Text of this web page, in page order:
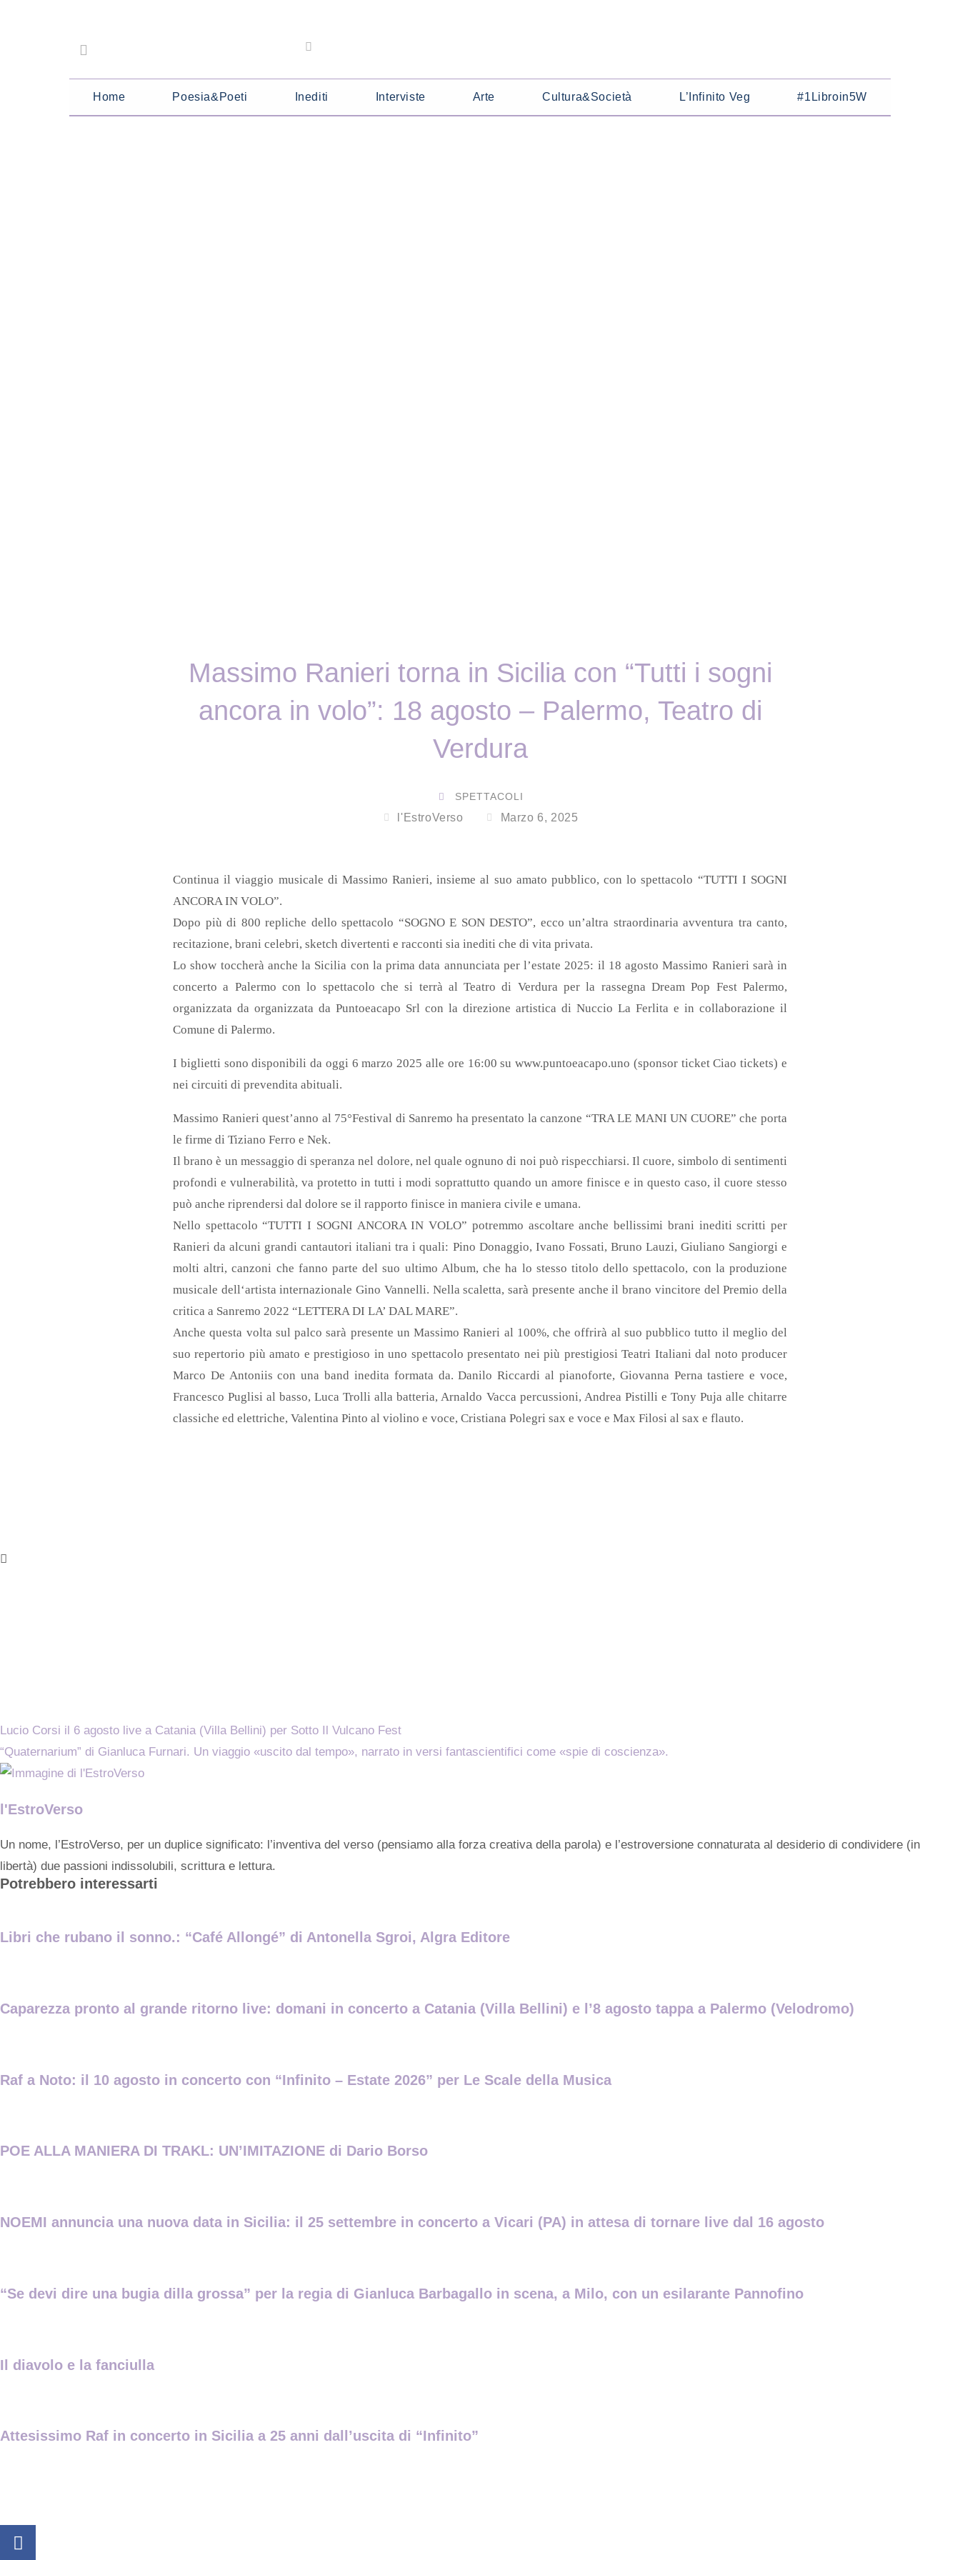
Home Poesia&Poeti Inediti Interviste Arte Cultura&Società L’Infinito Veg #1Libroin5W
Massimo Ranieri torna in Sicilia con “Tutti i sogni
ancora in volo”: 18 agosto – Palermo, Teatro di
Verdura
SPETTACOLI
l'EstroVerso Marzo 6, 2025
Continua il viaggio musicale di Massimo Ranieri, insieme al suo amato pubblico, con lo spettacolo “TUTTI I SOGNI
ANCORA IN VOLO”.
Dopo più di 800 repliche dello spettacolo “SOGNO E SON DESTO”, ecco un’altra straordinaria avventura tra canto,
recitazione, brani celebri, sketch divertenti e racconti sia inediti che di vita privata.
Lo show toccherà anche la Sicilia con la prima data annunciata per l’estate 2025: il 18 agosto Massimo Ranieri sarà in
concerto a Palermo con lo spettacolo che si terrà al Teatro di Verdura per la rassegna Dream Pop Fest Palermo,
organizzata da organizzata da Puntoeacapo Srl con la direzione artistica di Nuccio La Ferlita e in collaborazione il
Comune di Palermo.
I biglietti sono disponibili da oggi 6 marzo 2025 alle ore 16:00 su www.puntoeacapo.uno (sponsor ticket Ciao tickets) e
nei circuiti di prevendita abituali.
Massimo Ranieri quest’anno al 75°Festival di Sanremo ha presentato la canzone “TRA LE MANI UN CUORE” che porta
le firme di Tiziano Ferro e Nek.
Il brano è un messaggio di speranza nel dolore, nel quale ognuno di noi può rispecchiarsi. Il cuore, simbolo di sentimenti
profondi e vulnerabilità, va protetto in tutti i modi soprattutto quando un amore finisce e in questo caso, il cuore stesso
può anche riprendersi dal dolore se il rapporto finisce in maniera civile e umana.
Nello spettacolo “TUTTI I SOGNI ANCORA IN VOLO” potremmo ascoltare anche bellissimi brani inediti scritti per
Ranieri da alcuni grandi cantautori italiani tra i quali: Pino Donaggio, Ivano Fossati, Bruno Lauzi, Giuliano Sangiorgi e
molti altri, canzoni che fanno parte del suo ultimo Album, che ha lo stesso titolo dello spettacolo, con la produzione
musicale dell‘artista internazionale Gino Vannelli. Nella scaletta, sarà presente anche il brano vincitore del Premio della
critica a Sanremo 2022 “LETTERA DI LA’ DAL MARE”.
Anche questa volta sul palco sarà presente un Massimo Ranieri al 100%, che offrirà al suo pubblico tutto il meglio del
suo repertorio più amato e prestigioso in uno spettacolo presentato nei più prestigiosi Teatri Italiani dal noto producer
Marco De Antoniis con una band inedita formata da. Danilo Riccardi al pianoforte, Giovanna Perna tastiere e voce,
Francesco Puglisi al basso, Luca Trolli alla batteria, Arnaldo Vacca percussioni, Andrea Pistilli e Tony Puja alle chitarre
classiche ed elettriche, Valentina Pinto al violino e voce, Cristiana Polegri sax e voce e Max Filosi al sax e flauto.
Lucio Corsi il 6 agosto live a Catania (Villa Bellini) per Sotto Il Vulcano Fest
“Quaternarium” di Gianluca Furnari. Un viaggio «uscito dal tempo», narrato in versi fantascientifici come «spie di coscienza».
l'EstroVerso
Un nome, l’EstroVerso, per un duplice significato: l’inventiva del verso (pensiamo alla forza creativa della parola) e l’estroversione connaturata al desiderio di condividere (in
libertà) due passioni indissolubili, scrittura e lettura.
Potrebbero interessarti
Libri che rubano il sonno.: “Café Allongé” di Antonella Sgroi, Algra Editore
Caparezza pronto al grande ritorno live: domani in concerto a Catania (Villa Bellini) e l’8 agosto tappa a Palermo (Velodromo)
Raf a Noto: il 10 agosto in concerto con “Infinito – Estate 2026” per Le Scale della Musica
POE ALLA MANIERA DI TRAKL: UN’IMITAZIONE di Dario Borso
NOEMI annuncia una nuova data in Sicilia: il 25 settembre in concerto a Vicari (PA) in attesa di tornare live dal 16 agosto
“Se devi dire una bugia dilla grossa” per la regia di Gianluca Barbagallo in scena, a Milo, con un esilarante Pannofino
Il diavolo e la fanciulla
Attesissimo Raf in concerto in Sicilia a 25 anni dall’uscita di “Infinito”